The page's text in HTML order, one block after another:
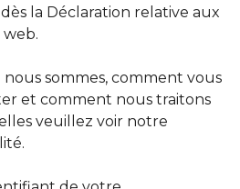
la Déclaration relative aux
sommes, comment vous
et comment nous traitons
veuillez voir notre